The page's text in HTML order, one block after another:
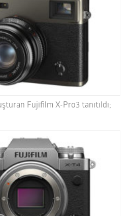
Fujifilm X-Pro3 tanıtıldı;